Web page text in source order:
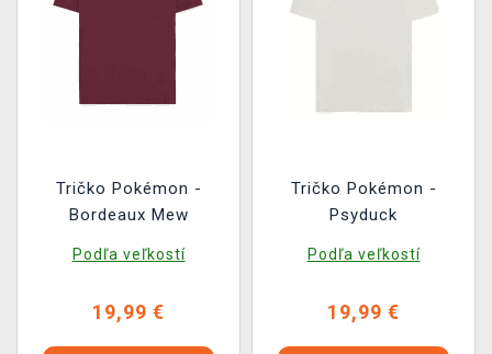
Tričko Pokémon -
Bordeaux Mew
Podľa veľkostí
19,99 €
Tričko Pokémon -
Psyduck
Podľa veľkostí
19,99 €